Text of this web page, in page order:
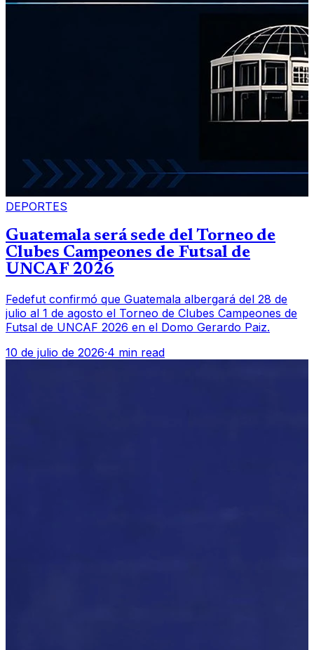
DEPORTES
Guatemala será sede del Torneo de
Clubes Campeones de Futsal de
UNCAF 2026
Fedefut confirmó que Guatemala albergará del 28 de
julio al 1 de agosto el Torneo de Clubes Campeones de
Futsal de UNCAF 2026 en el Domo Gerardo Paiz.
10 de julio de 2026·4 min read